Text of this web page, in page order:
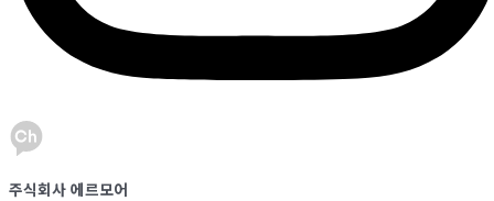
주식회사 에르모어